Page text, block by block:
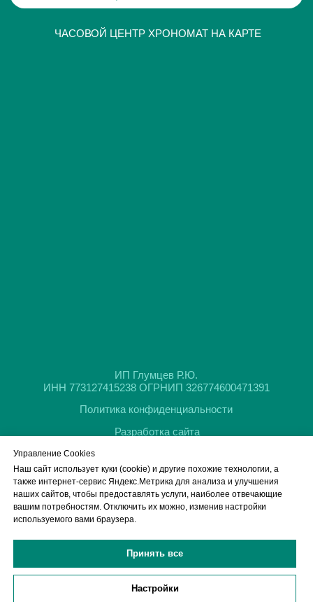
Обращаем ваше внимание на то, что данный интернет-сайт, а также
исключительно информационный характер и ни при каких условиях не
является публичной офертой, определяемой положениями Статьи
Управление Cookies
Наш сайт использует куки (cookie) и другие похожие технологии, а
также интернет-сервис Яндекс.Метрика для анализа и улучшения
наших сайтов, чтобы предоставлять услуги, наиболее отвечающие
вашим потребностям. Отключить их можно, изменив настройки
используемого вами браузера.
Принять все
Настройки